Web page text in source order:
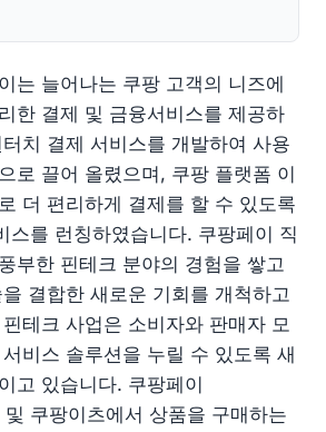
는 늘어나는 쿠팡 고객의 니즈에
한 결제 및 금융서비스를 제공하
치 결제 서비스를 개발하여 사용
로 끌어 올렸으며, 쿠팡 플랫폼 이
더 편리하게 결제를 할 수 있도록
스를 런칭하였습니다. 쿠팡페이 직
부한 핀테크 분야의 경험을 쌓고
결합한 새로운 기회를 개척하고
테크 사업은 소비자와 판매자 모
비스 솔루션을 누릴 수 있도록 새
고 있습니다. 쿠팡페이
쿠팡이츠에서 상품을 구매하는